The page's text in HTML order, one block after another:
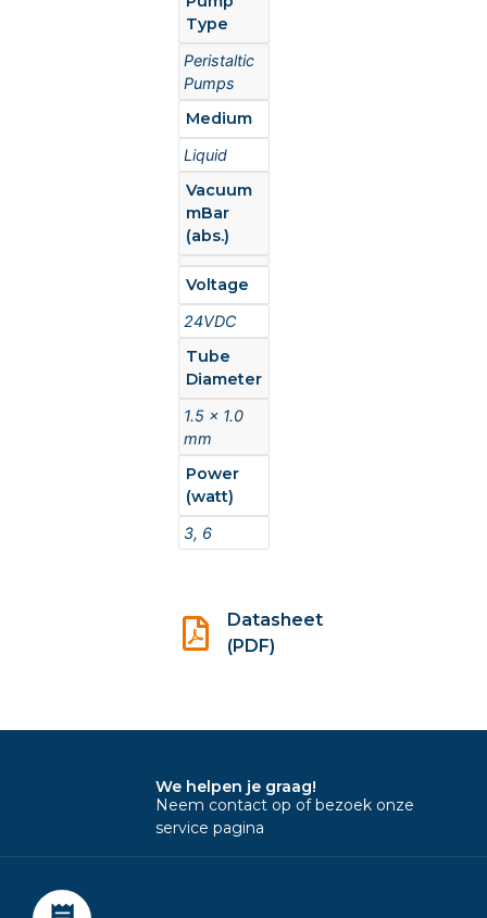
Type
Peristaltic
Pumps
Medium
Liquid
Vacuum
mBar
(abs.)
Voltage
24VDC
Tube
Diameter
1.5 x 1.0
mm
Power
(watt)
3, 6
Datasheet
(PDF)
We helpen je graag!
Neem contact op of bezoek onze
service pagina